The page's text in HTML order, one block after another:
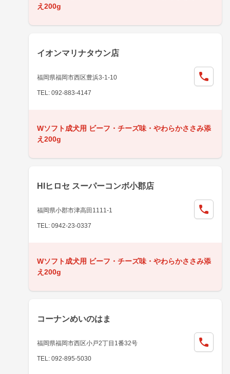
え200g
イオンマリナタウン店
福岡県福岡市西区豊浜3-1-10
TEL: 092-883-4147
Wソフト成犬用 ビーフ・チーズ味・やわらかささみ添
え200g
HIヒロセ スーパーコンボ小郡店
福岡県小郡市津高田1111-1
TEL: 0942-23-0337
Wソフト成犬用 ビーフ・チーズ味・やわらかささみ添
え200g
コーナンめいのはま
福岡県福岡市西区小戸2丁目1番32号
TEL: 092-895-5030